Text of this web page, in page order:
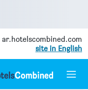
ar.hotelscombined.com
site in English